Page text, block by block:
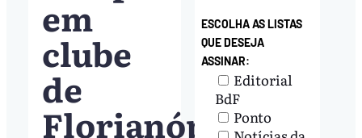
em
clube
de
Florianópolis
ESCOLHA AS LISTAS
QUE DESEJA
ASSINAR:
Editorial
BdF
Ponto